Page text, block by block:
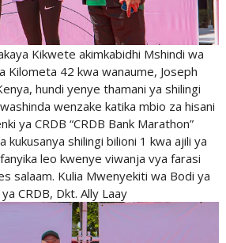
Kikwete akimkabidhi Mshindi wa
Kilometa 42 kwa wanaume, Joseph
hundi yenye thamani ya shilingi
wenzake katika mbio za hisani
ya CRDB “CRDB Bank Marathon”
kukusanya shilingi bilioni 1 kwa ajili ya
leo kwenye viwanja vya farasi
salaam. Kulia Mwenyekiti wa Bodi ya
CRDB, Dkt. Ally Laay